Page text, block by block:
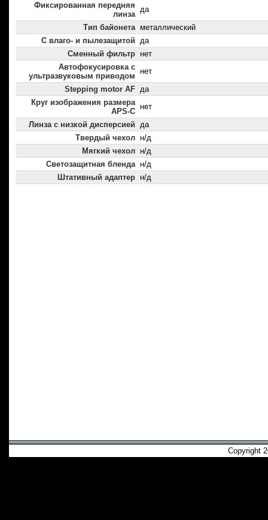
Фиксированная передняя
линза
да
Тип байонета металлический
С влаго- и пылезащитой да
Сменный фильтр нет
Автофокусировка с
ультразвуковым приводом
нет
Stepping motor AF да
Круг изображения размера
APS-C
нет
Линза с низкой дисперсией да
Твердый чехол н/д
Мягкий чехол н/д
Светозащитная бленда н/д
Штативный адаптер н/д
Copyright